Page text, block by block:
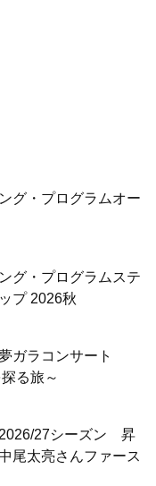
グ・プログラムオー
グ・プログラムステ
プ 2026秋
ガラコンサート
る旅～
27シーズン 昇
尾太亮さんファース